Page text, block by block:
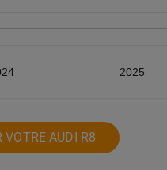
2025
VOTRE AUDI R8